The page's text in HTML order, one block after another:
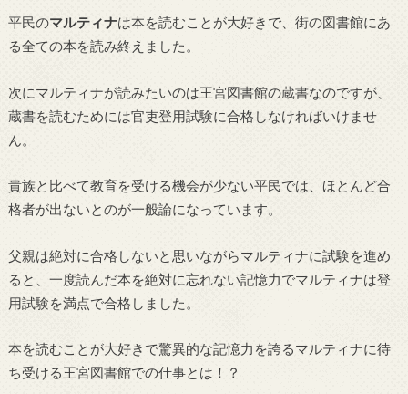
平民のマルティナは本を読むことが大好きで、街の図書館にあ
る全ての本を読み終えました。
次にマルティナが読みたいのは王宮図書館の蔵書なのですが、
蔵書を読むためには官吏登用試験に合格しなければいけませ
ん。
貴族と比べて教育を受ける機会が少ない平民では、ほとんど合
格者が出ないとのが一般論になっています。
父親は絶対に合格しないと思いながらマルティナに試験を進め
ると、一度読んだ本を絶対に忘れない記憶力でマルティナは登
用試験を満点で合格しました。
本を読むことが大好きで驚異的な記憶力を誇るマルティナに待
ち受ける王宮図書館での仕事とは！？